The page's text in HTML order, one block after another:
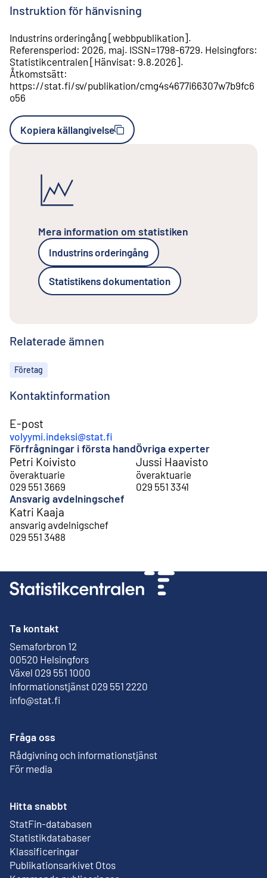
Instruktion för hänvisning
Industrins orderingång [webbpublikation].
Referensperiod: 2026, maj. ISSN=1798-6729. Helsingfors:
Statistikcentralen [Hänvisat: 9.8.2026].
Åtkomstsätt:
https://stat.fi/sv/publikation/cmg4s4677i66307w7b9fc6
o56
Kopiera källangivelse
Mera information om statistiken
Industrins orderingång
Statistikens dokumentation
Relaterade ämnen
Ämnen
Företag
Kontaktinformation
E-post
volyymi.indeksi@stat.fi
Förfrågningar i första hand
Petri Koivisto
överaktuarie
029 551 3669
Övriga experter
Jussi Haavisto
överaktuarie
029 551 3341
Ansvarig avdelningschef
Katri Kaaja
ansvarig avdelnigschef
029 551 3488
Ta kontakt
Semaforbron 12
00520 Helsingfors
Extern länk
Växel 029 551 1000
Informationstjänst 029 551 2220
info@stat.fi
Fråga oss
Rådgivning och informationstjänst
För media
Hitta snabbt
StatFin-databasen
Extern länk
Statistikdatabaser
Klassificeringar
Publikationsarkivet Otos
Extern länk